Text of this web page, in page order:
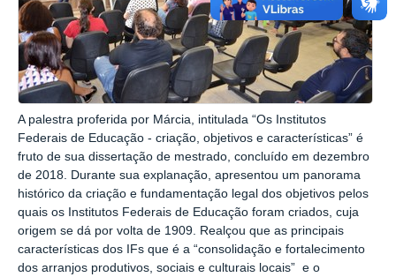
A palestra proferida por Márcia, intitulada “Os Institutos
Federais de Educação - criação, objetivos e características” é
fruto de sua dissertação de mestrado, concluído em dezembro
de 2018. Durante sua explanação, apresentou um panorama
histórico da criação e fundamentação legal dos objetivos pelos
quais os Institutos Federais de Educação foram criados, cuja
origem se dá por volta de 1909. Realçou que as principais
características dos IFs que é a “consolidação e fortalecimento
dos arranjos produtivos, sociais e culturais locais” e o